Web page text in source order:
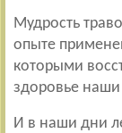
Мудрость
опыте
которыми
здоровье
И в наши дни